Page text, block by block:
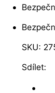
SKU:
Sdílet: